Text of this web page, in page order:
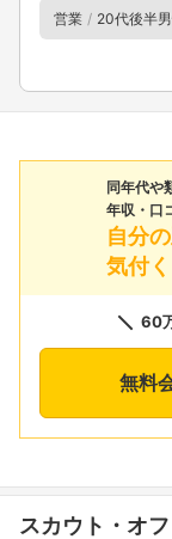
営業 20代後半
同年代や
年収・口
自分
気付
60
無料
スカウト・オ